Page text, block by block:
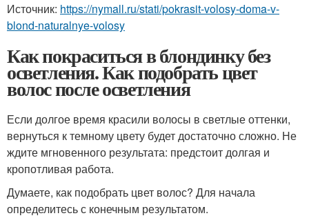
Источник: https://nymall.ru/stati/pokrasit-volosy-doma-v-
blond-naturalnye-volosy
Как покраситься в блондинку без
осветления. Как подобрать цвет
волос после осветления
Если долгое время красили волосы в светлые оттенки,
вернуться к темному цвету будет достаточно сложно. Не
ждите мгновенного результата: предстоит долгая и
кропотливая работа.
Думаете, как подобрать цвет волос? Для начала
определитесь с конечным результатом.